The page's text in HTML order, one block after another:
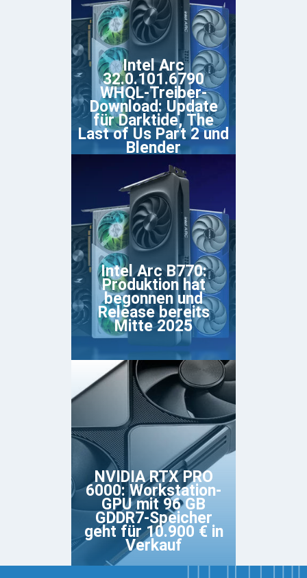
Intel Arc
32.0.101.6790
WHQL-Treiber-
Download: Update
für Darktide, The
Last of Us Part 2 und
Blender
Intel Arc B770:
Produktion hat
begonnen und
Release bereits
Mitte 2025
NVIDIA RTX PRO
6000: Workstation-
GPU mit 96 GB
GDDR7-Speicher
geht für 10.900 € in
Verkauf